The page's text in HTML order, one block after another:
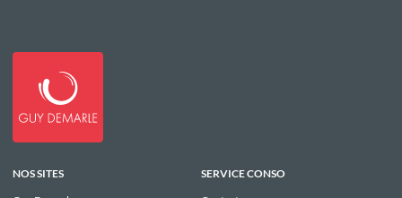
NOS SITES
SERVICE CONSO